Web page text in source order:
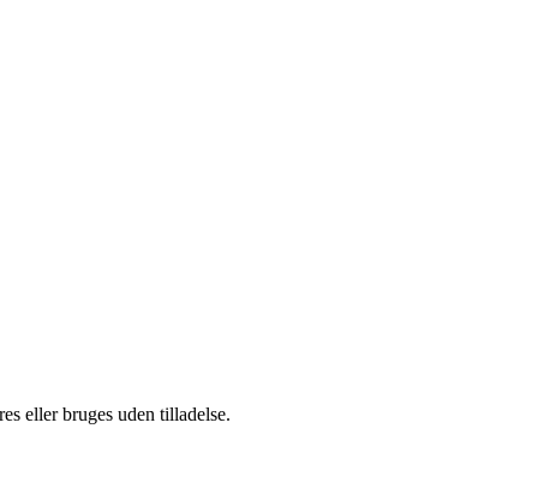
eller bruges uden tilladelse.